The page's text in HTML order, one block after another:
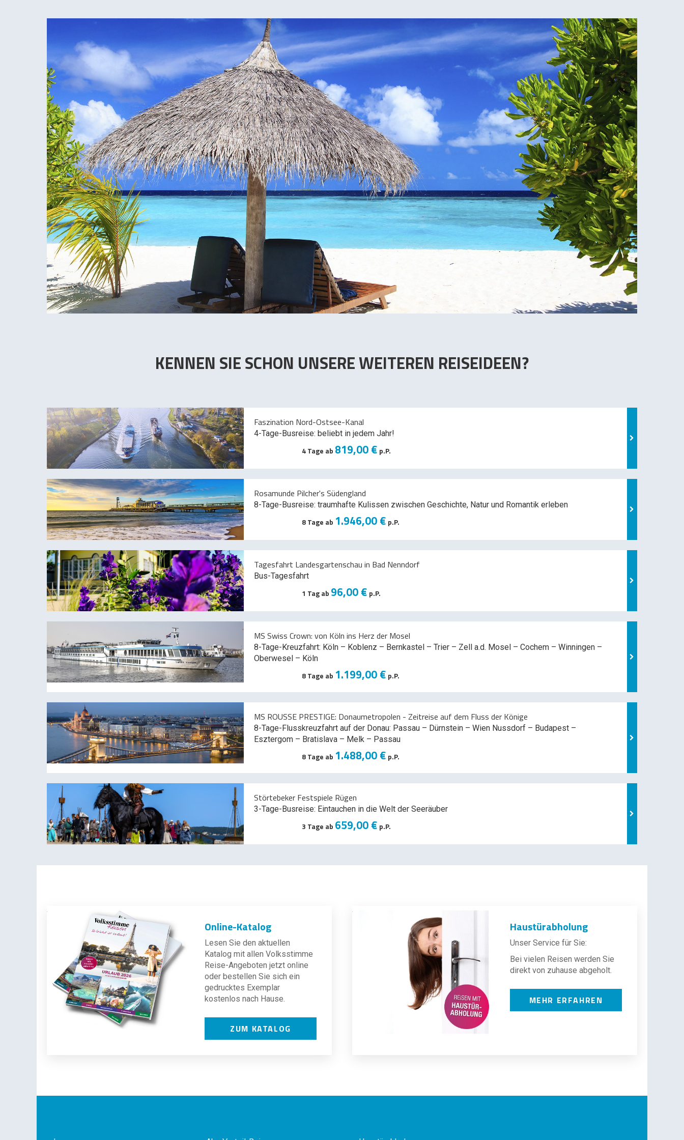
KENNEN SIE SCHON UNSERE WEITEREN REISEIDEEN?
Faszination Nord-Ostsee-Kanal
4-Tage-Busreise: beliebt in jedem Jahr!
4 Tage ab 819,00 € p.P.
Rosamunde Pilcher's Südengland
8-Tage-Busreise: traumhafte Kulissen zwischen Geschichte, Natur und Romantik erleben
8 Tage ab 1.946,00 € p.P.
Tagesfahrt Landesgartenschau in Bad Nenndorf
Bus-Tagesfahrt
1 Tag ab 96,00 € p.P.
MS Swiss Crown: von Köln ins Herz der Mosel
8-Tage-Kreuzfahrt: Köln – Koblenz – Bernkastel – Trier – Zell a.d. Mosel – Cochem – Winningen –
Oberwesel – Köln
8 Tage ab 1.199,00 € p.P.
MS ROUSSE PRESTIGE: Donaumetropolen - Zeitreise auf dem Fluss der Könige
8-Tage-Flusskreuzfahrt auf der Donau: Passau – Dürnstein – Wien Nussdorf – Budapest –
Esztergom – Bratislava – Melk – Passau
8 Tage ab 1.488,00 € p.P.
Störtebeker Festspiele Rügen
3-Tage-Busreise: Eintauchen in die Welt der Seeräuber
3 Tage ab 659,00 € p.P.
Online-Katalog
Lesen Sie den aktuellen
Katalog mit allen Volksstimme
Reise-Angeboten jetzt online
oder bestellen Sie sich ein
gedrucktes Exemplar
kostenlos nach Hause.
ZUM KATALOG
Haustürabholung
Unser Service für Sie:
Bei vielen Reisen werden Sie
direkt von zuhause abgeholt.
MEHR ERFAHREN